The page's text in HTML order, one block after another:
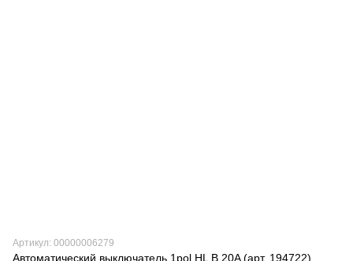
Артикул: 00000006279
Автоматический выключатель 1pol HL B 20A (арт. 194722)